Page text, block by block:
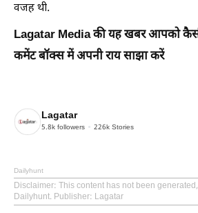
वजह थी.
Lagatar Media की यह खबर आपको
कमेंट बॉक्स में अपनी राय साझा करें
Lagatar
5.8k followers 226k Stories
Dailyhunt
Disclaimer: This content has not been
Dailyhunt. Publisher: Lagatar